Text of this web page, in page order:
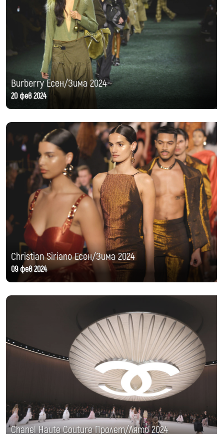
Burberry Есен/Зима 2024
20 фев 2024
Christian Siriano Есен/Зима 2024
09 фев 2024
Chanel Haute Couture Пролет/Лято 2024